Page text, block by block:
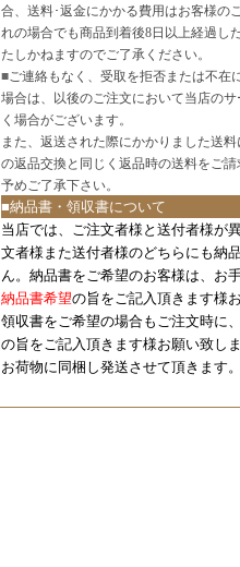
合、送料･返金にかかる費用はお客様の
れの場合でも商品到着後8日以上経過し
たしかねますのでご了承ください。
■ご連絡もなく、受取を拒否または不在
場合は、以後のご注文において当店の
く場合がございます。
また、返送された際にかかりました送
の返品交換と同じく返品時の送料をご
予めご了承下さい。
■納品書・領収書について
当店では、ご注文者様と送付者様が
文者様また送付者様のどちらにも納
ん。納品書をご希望のお客様は、お
納品書希望の旨をご記入頂きます様
領収書をご希望の場合もご注文時に
の旨をご記入頂きます様お願い致しま
お荷物に同梱し発送させて頂きます。